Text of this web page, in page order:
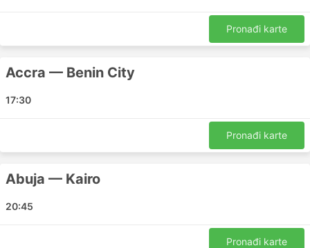
Pronađi karte
Accra — Benin City
17:30
Pronađi karte
Abuja — Kairo
20:45
Pronađi karte